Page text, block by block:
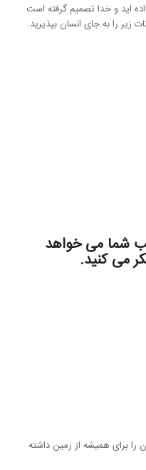
اید و خدا تصمیم گرفته است
زیر را به جای انسان بپذیرید.
شما می خواهد
می کنید.
را برای همیشه از زمین داشته